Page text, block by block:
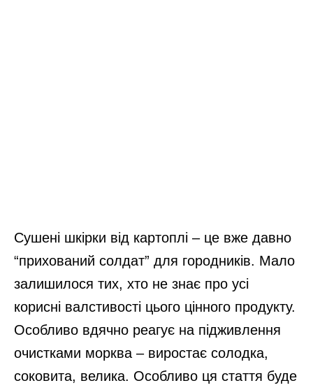
Сушені шкірки від картоплі – це вже давно
“прихований солдат” для городників. Мало
залишилося тих, хто не знає про усі
корисні валстивості цього цінного продукту.
Особливо вдячно реагує на підживлення
очистками морква – виростає солодка,
соковита, велика. Особливо ця стаття буде